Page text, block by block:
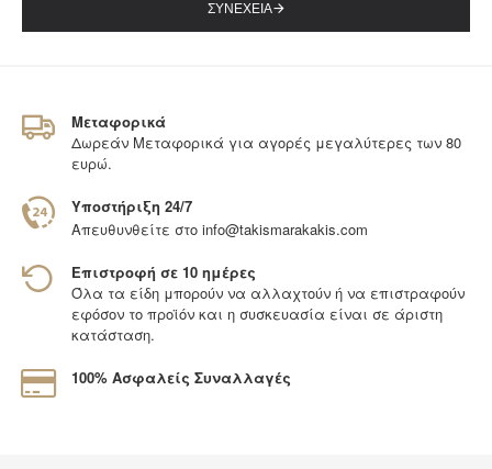
ΣΥΝΕΧΕΙΑ
Μεταφορικά
Δωρεάν Μεταφορικά για αγορές μεγαλύτερες των 80
ευρώ.
Υποστήριξη 24/7
Απευθυνθείτε στο info@takismarakakis.com
Επιστροφή σε 10 ημέρες
Όλα τα είδη μπορούν να αλλαχτούν ή να επιστραφούν
εφόσον το προϊόν και η συσκευασία είναι σε άριστη
κατάσταση.
100% Ασφαλείς Συναλλαγές